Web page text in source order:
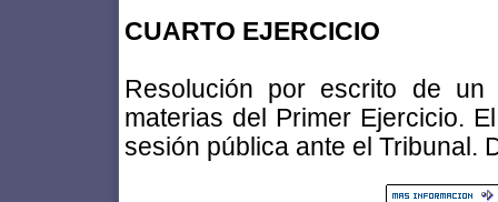
CUARTO EJERCICIO
Resolución por escrito de un
materias del Primer Ejercicio.
sesión pública ante el Tribunal.